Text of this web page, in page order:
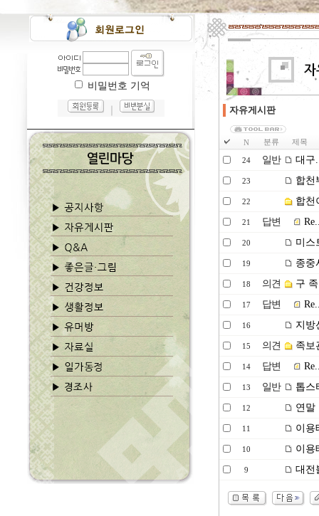
비밀번호 기억
자유게시판
N 분류 제목
24 일반 대구
23 합천
22 합천
21 답변
20 미스
19 종중
18 의견 구 족
17 답변
16 지방
15 의견 족보
14 답변
13 일반 톱스
12 연말
11 이용
10 이용
9 대전